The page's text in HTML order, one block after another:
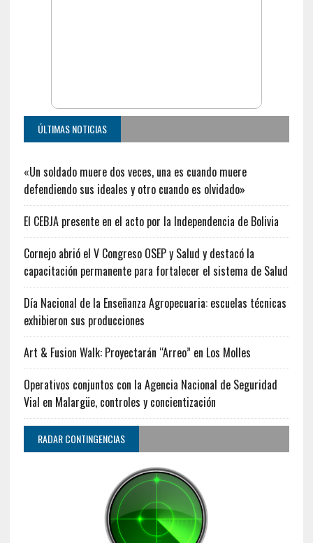
ÚLTIMAS NOTICIAS
«Un soldado muere dos veces, una es cuando muere
defendiendo sus ideales y otro cuando es olvidado»
El CEBJA presente en el acto por la Independencia de Bolivia
Cornejo abrió el V Congreso OSEP y Salud y destacó la
capacitación permanente para fortalecer el sistema de Salud
Día Nacional de la Enseñanza Agropecuaria: escuelas técnicas
exhibieron sus producciones
Art & Fusion Walk: Proyectarán “Arreo” en Los Molles
Operativos conjuntos con la Agencia Nacional de Seguridad
Vial en Malargüe, controles y concientización
RADAR CONTINGENCIAS